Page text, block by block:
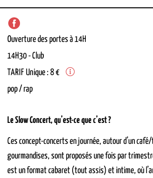
Ouverture des portes à 14H
14H30-Club
TARIF Unique : 8 €
pop / rap
Le Slow Concert, qu’est-ce que c’est ?
Ces concept-concerts en journée, autour d’un
gourmandises, sont proposés une fois par
est un format cabaret (tout assis) et intime, où